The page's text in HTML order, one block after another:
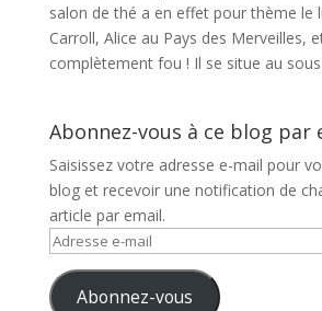
salon de thé a en effet pour thème le
Carroll, Alice au Pays des Merveilles,
complètement fou ! Il se situe au
Abonnez-vous à ce blog par
Saisissez votre adresse e-mail pour
blog et recevoir une notification de
article par email.
Adresse
mail Abonnez-vous